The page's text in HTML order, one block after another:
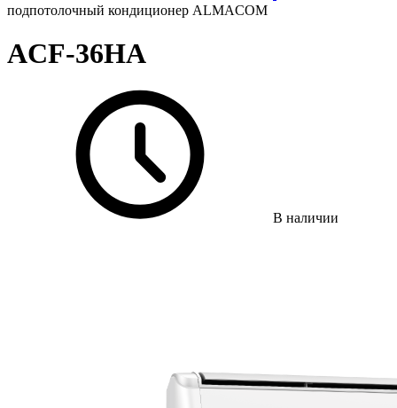
подпотолочный кондиционер ALMACOM
ACF-36HA
В наличии